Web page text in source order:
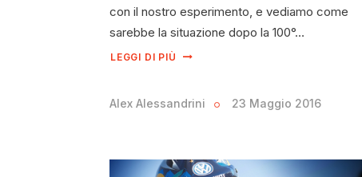
con il nostro esperimento, e vediamo come
sarebbe la situazione dopo la 100°…
LEGGI DI PIÙ
Alex Alessandrini 23 Maggio 2016